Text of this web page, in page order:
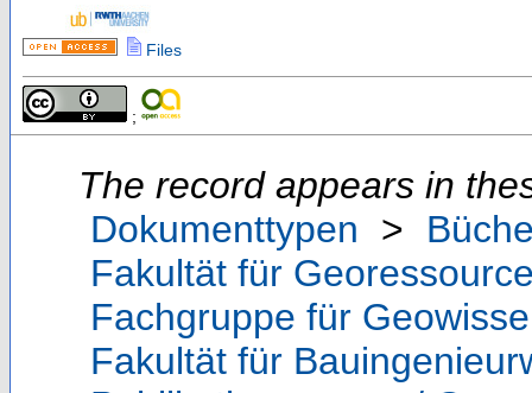
Files
;
The record appears in
Dokumenttypen
>
Fakultät für
Fachgruppe für
Fakultät für